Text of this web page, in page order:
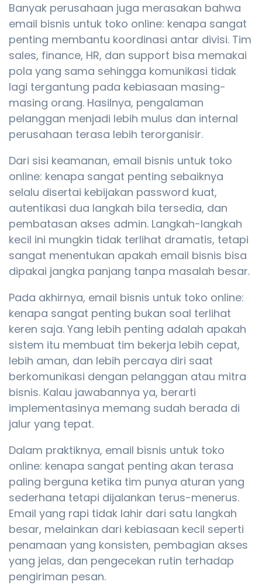
Banyak perusahaan juga merasakan bahwa
email bisnis untuk toko online: kenapa sangat
penting membantu koordinasi antar divisi. Tim
sales, finance, HR, dan support bisa memakai
pola yang sama sehingga komunikasi tidak
lagi tergantung pada kebiasaan masing-
masing orang. Hasilnya, pengalaman
pelanggan menjadi lebih mulus dan internal
perusahaan terasa lebih terorganisir.
Dari sisi keamanan, email bisnis untuk toko
online: kenapa sangat penting sebaiknya
selalu disertai kebijakan password kuat,
autentikasi dua langkah bila tersedia, dan
pembatasan akses admin. Langkah-langkah
kecil ini mungkin tidak terlihat dramatis, tetapi
sangat menentukan apakah email bisnis bisa
dipakai jangka panjang tanpa masalah besar.
Pada akhirnya, email bisnis untuk toko online:
kenapa sangat penting bukan soal terlihat
keren saja. Yang lebih penting adalah apakah
sistem itu membuat tim bekerja lebih cepat,
lebih aman, dan lebih percaya diri saat
berkomunikasi dengan pelanggan atau mitra
bisnis. Kalau jawabannya ya, berarti
implementasinya memang sudah berada di
jalur yang tepat.
Dalam praktiknya, email bisnis untuk toko
online: kenapa sangat penting akan terasa
paling berguna ketika tim punya aturan yang
sederhana tetapi dijalankan terus-menerus.
Email yang rapi tidak lahir dari satu langkah
besar, melainkan dari kebiasaan kecil seperti
penamaan yang konsisten, pembagian akses
yang jelas, dan pengecekan rutin terhadap
pengiriman pesan.